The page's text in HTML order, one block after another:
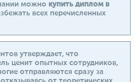
можно купить диплом в
всех перечисленных
утверждает, что
ценит опытных сотрудников,
отправляются сразу за